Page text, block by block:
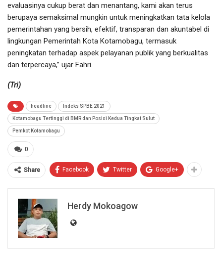
evaluasinya cukup berat dan menantang, kami akan terus
berupaya semaksimal mungkin untuk meningkatkan tata kelola
pemerintahan yang bersih, efektif, transparan dan akuntabel di
lingkungan Pemerintah Kota Kotamobagu, termasuk
peningkatan terhadap aspek pelayanan publik yang berkualitas
dan terpercaya,” ujar Fahri.
(Tri)
headline Indeks SPBE 2021
Kotamobagu Tertinggi di BMR dan Posisi Kedua Tingkat Sulut
Pemkot Kotamobagu
0
Share Facebook Twitter Google+
Herdy Mokoagow